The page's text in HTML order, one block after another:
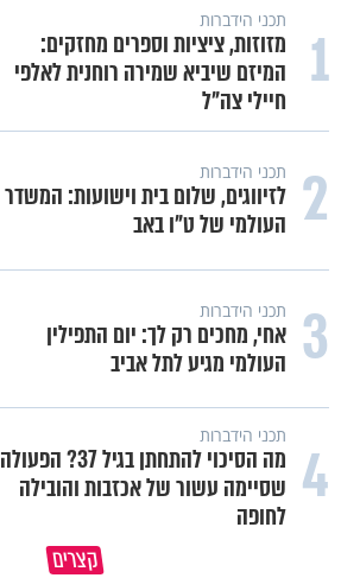
1 תכני הידברות
מזוזות, ציציות וספרים מחזקים:
המיזם שיביא שמירה רוחנית לאלפי
חיילי צה"ל
2 תכני הידברות
לזיווגים, שלום בית וישועות: המשדר
העולמי של ט"ו באב
3 תכני הידברות
אחי, מחכים רק לך: יום התפילין
העולמי מגיע לתל אביב
4 תכני הידברות
מה הסיכוי להתחתן בגיל 37? הפעולה
שסיימה עשור של אכזבות והובילה
לחופה
קצרים